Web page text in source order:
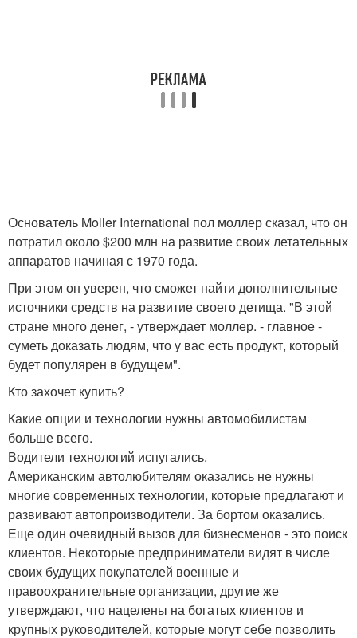
Основатель Moller International пол моллер сказал, что он
потратил около $200 млн на развитие своих летательных
аппаратов начиная с 1970 года.
При этом он уверен, что сможет найти дополнительные
источники средств на развитие своего детища. "В этой
стране много денег, - утверждает моллер. - главное -
суметь доказать людям, что у вас есть продукт, который
будет популярен в будущем".
Кто захочет купить?
Какие опции и технологии нужны автомобилистам
больше всего.
Водители технологий испугались.
Американским автолюбителям оказались не нужны
многие современных технологии, которые предлагают и
развивают автопроизводители. За бортом оказались.
Еще один очевидный вызов для бизнесменов - это поиск
клиентов. Некоторые предприниматели видят в числе
своих будущих покупателей военные и
правоохранительные организации, другие же
утверждают, что нацелены на богатых клиентов и
крупных руководителей, которые могут себе позволить